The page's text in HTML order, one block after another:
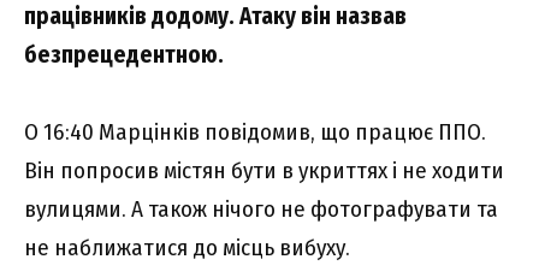
працівників додому. Атаку він назвав
безпрецедентною.
О 16:40 Марцінків повідомив, що працює ППО.
Він попросив містян бути в укриттях і не ходити
вулицями. А також нічого не фотографувати та
не наближатися до місць вибуху.